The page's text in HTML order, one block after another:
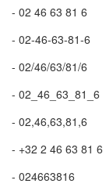
- 02 46 63 81 6
- 02-46-63-81-6
- 02/46/63/81/6
- 02_46_63_81_6
- 02,46,63,81,6
- +32 2 46 63 81 6
- 024663816